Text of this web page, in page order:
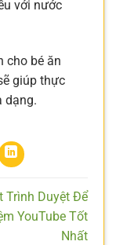
với nước
cho bé ăn
giúp thực
dạng.
Trình Duyệt Để
YouTube Tốt
Nhất